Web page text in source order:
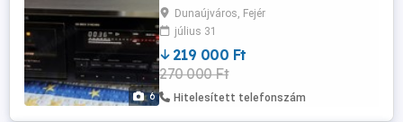
6
-3fej , kemény permeloly fej - Dual capstan
- Automata kalibráció - Dolby B,C,S Hx-pro
- Frequencia átvitel Metal :15-22000hz -
Aranyozott csatlakozó -Tömeg : 8,2kg A
képek az eladó termékről készültek!
Posta, futár ...
Dunaújváros, Fejér
július 31
219 000 Ft
270 000 Ft
Hitelesített telefonszám